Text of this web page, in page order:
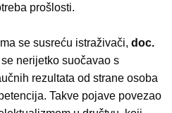
prošlosti.
se susreću istraživači, doc.
nerijetko suočavao s
rezultata od strane osoba
Takve pojave povezao